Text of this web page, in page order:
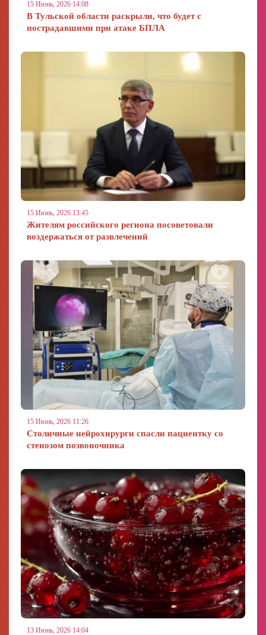
15 Июнь, 2026 14:08
В Тульской области раскрыли, что будет с
пострадавшими при атаке БПЛА
15 Июнь, 2026 13:45
Жителям российского региона посоветовали
воздержаться от развлечений
15 Июнь, 2026 11:26
Столичные нейрохирурги спасли пациентку со
стенозом позвоночника
13 Июнь, 2026 14:04